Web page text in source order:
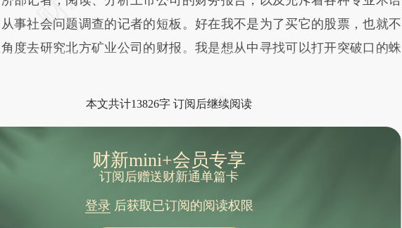
事社会问题调查的记者的短板。好在我不是为了买它的股票，也就不
度去研究北方矿业公司的财报。我是想从中寻找可以打开突破口的蛛
本文共计13826字 订阅后继续阅读
财新mini+会员专享
订阅后赠送财新通单篇卡
登录后获取已订阅的阅读权限